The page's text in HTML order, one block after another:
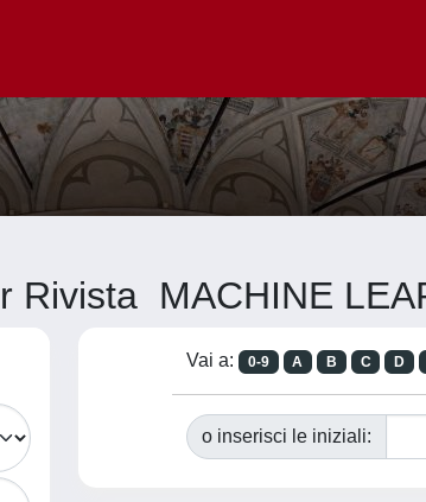
Rivista MACHINE
Vai a: 0-9 A B C D
o inserisci le iniziali: